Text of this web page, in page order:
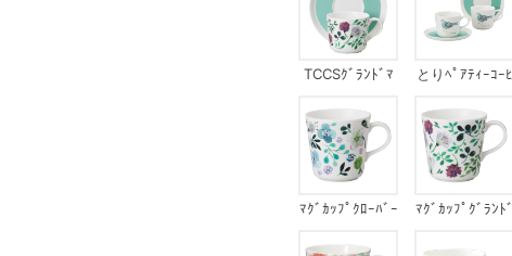
TCCSｸﾞﾗﾝﾄﾞﾏ
とりﾍﾟｱﾃｨｰｺｰﾋ
ﾏｸﾞｶｯﾌﾟｸﾛｰﾊﾞｰ
ﾏｸﾞｶｯﾌﾟｸﾞﾗﾝﾄﾞ